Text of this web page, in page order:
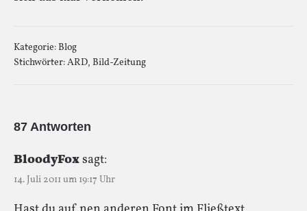
Kategorie:Blog
Stichwörter:ARD, Bild-Zeitung
87 Antworten
BloodyFoxsagt:
14. Juli 2011 um 19:17 Uhr